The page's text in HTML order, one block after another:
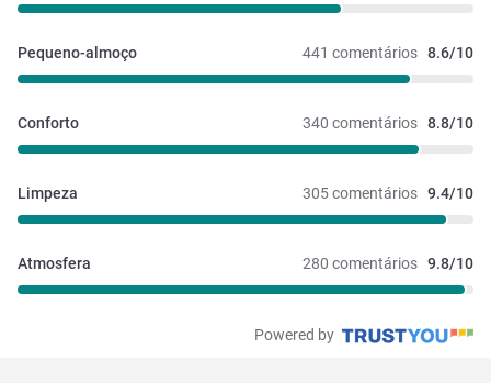
441 comentários 8.6/10
Pequeno-almoço
340 comentários 8.8/10
Conforto
305 comentários 9.4/10
Limpeza
280 comentários 9.8/10
Atmosfera
Powered by